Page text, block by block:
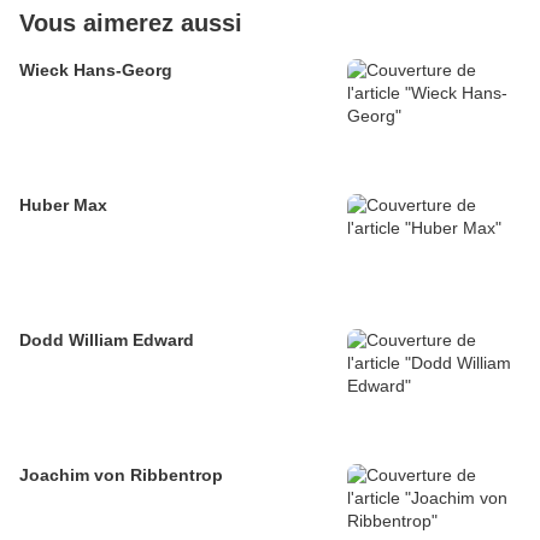
Vous aimerez aussi
Wieck Hans-Georg
Huber Max
Dodd William Edward
Joachim von Ribbentrop